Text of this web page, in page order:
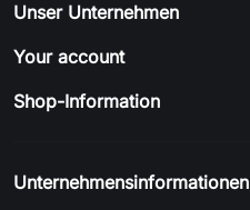
Unser Unternehmen
Your account
Shop-Information
Unternehmensinformationen